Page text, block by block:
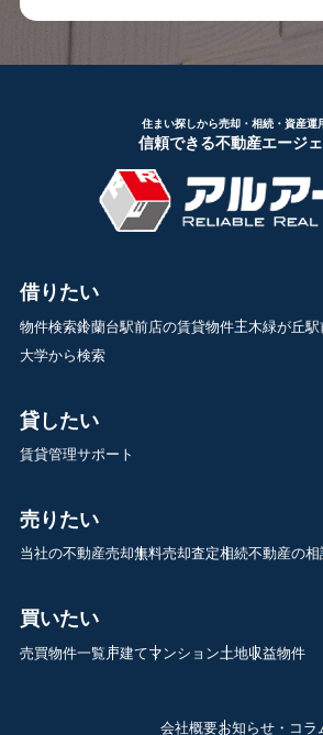
住まい探しから売却・相続・資産運
信頼できる不動産エージ
借りたい
物件検索鈴蘭台駅前店の賃貸物件三木緑が丘
大学から検索
貸したい
賃貸管理サポート
売りたい
当社の不動産売却無料売却査定相続不動産の相
買いたい
売買物件一覧戸建てマンション土地収益物件
会社概要お知らせ・コラ